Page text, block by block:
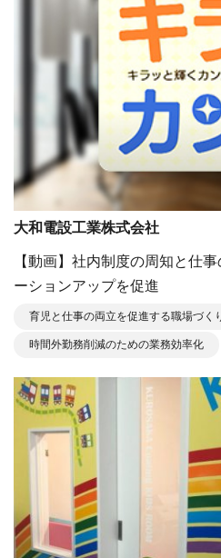
大和電設工業株式会社
【動画】社内制度の周知と仕
ーションアップを促進
育児と仕事の両立を促進する職場づく
時間外勤務削減のための業務効率化